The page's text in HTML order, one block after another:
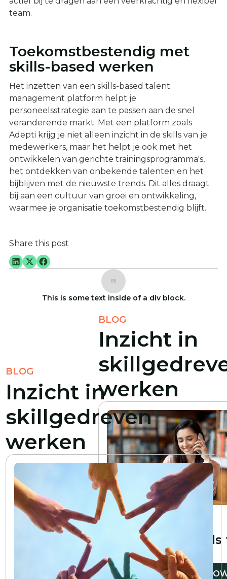
team.
Toekomstbestendig met
skills-based werken
Het inzetten van een skills-based talent
management platform helpt je
personeelsstrategie aan te passen aan de snel
veranderende markt. Met een platform zoals
Adepti krijg je niet alleen inzicht in de skills van je
medewerkers, maar het helpt je ook met het
ontwikkelen van gerichte trainingsprogramma's,
het ontdekken van onbekende talenten en het
bijblijven met de nieuwste trends. Dit alles draagt
bij aan een cultuur van groei en ontwikkeling,
waarmee je organisatie toekomstbestendig blijft.
Share this post
This is some text inside of a div block.
BLOG
Inzicht in
skillgedreven
werken
BLOG
Inzicht in
werken
min read
10 essential
professional skills
develop
READ